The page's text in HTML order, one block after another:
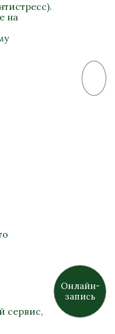
на
сервис,
Онлайн-
запись